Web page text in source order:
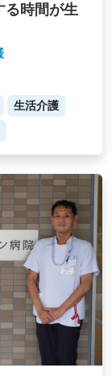
る時間が生
生活介護